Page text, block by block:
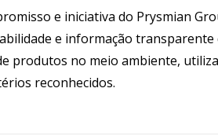
e iniciativa do Prysmian
e informação transparente
produtos no meio ambiente,
reconhecidos.